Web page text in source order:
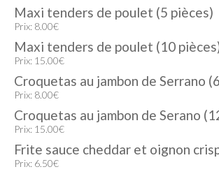
Maxi tenders de poulet (5 pièces)
Prix: 8.00€
Maxi tenders de poulet (10
Prix: 15.00€
Croquetas au jambon de Serrano
Prix: 8.00€
Croquetas au jambon de Serano
Prix: 15.00€
Frite sauce cheddar et oignon
Prix: 6.50€